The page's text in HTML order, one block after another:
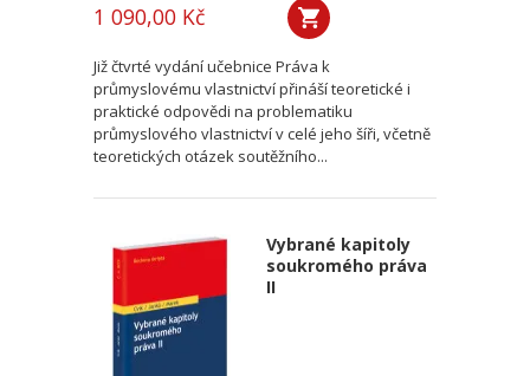
1 090,00 Kč
Již čtvrté vydání učebnice Práva k
průmyslovému vlastnictví přináší teoretické i
praktické odpovědi na problematiku
průmyslového vlastnictví v celé jeho šíři, včetně
teoretických otázek soutěžního...
Vybrané kapitoly
soukromého práva
II